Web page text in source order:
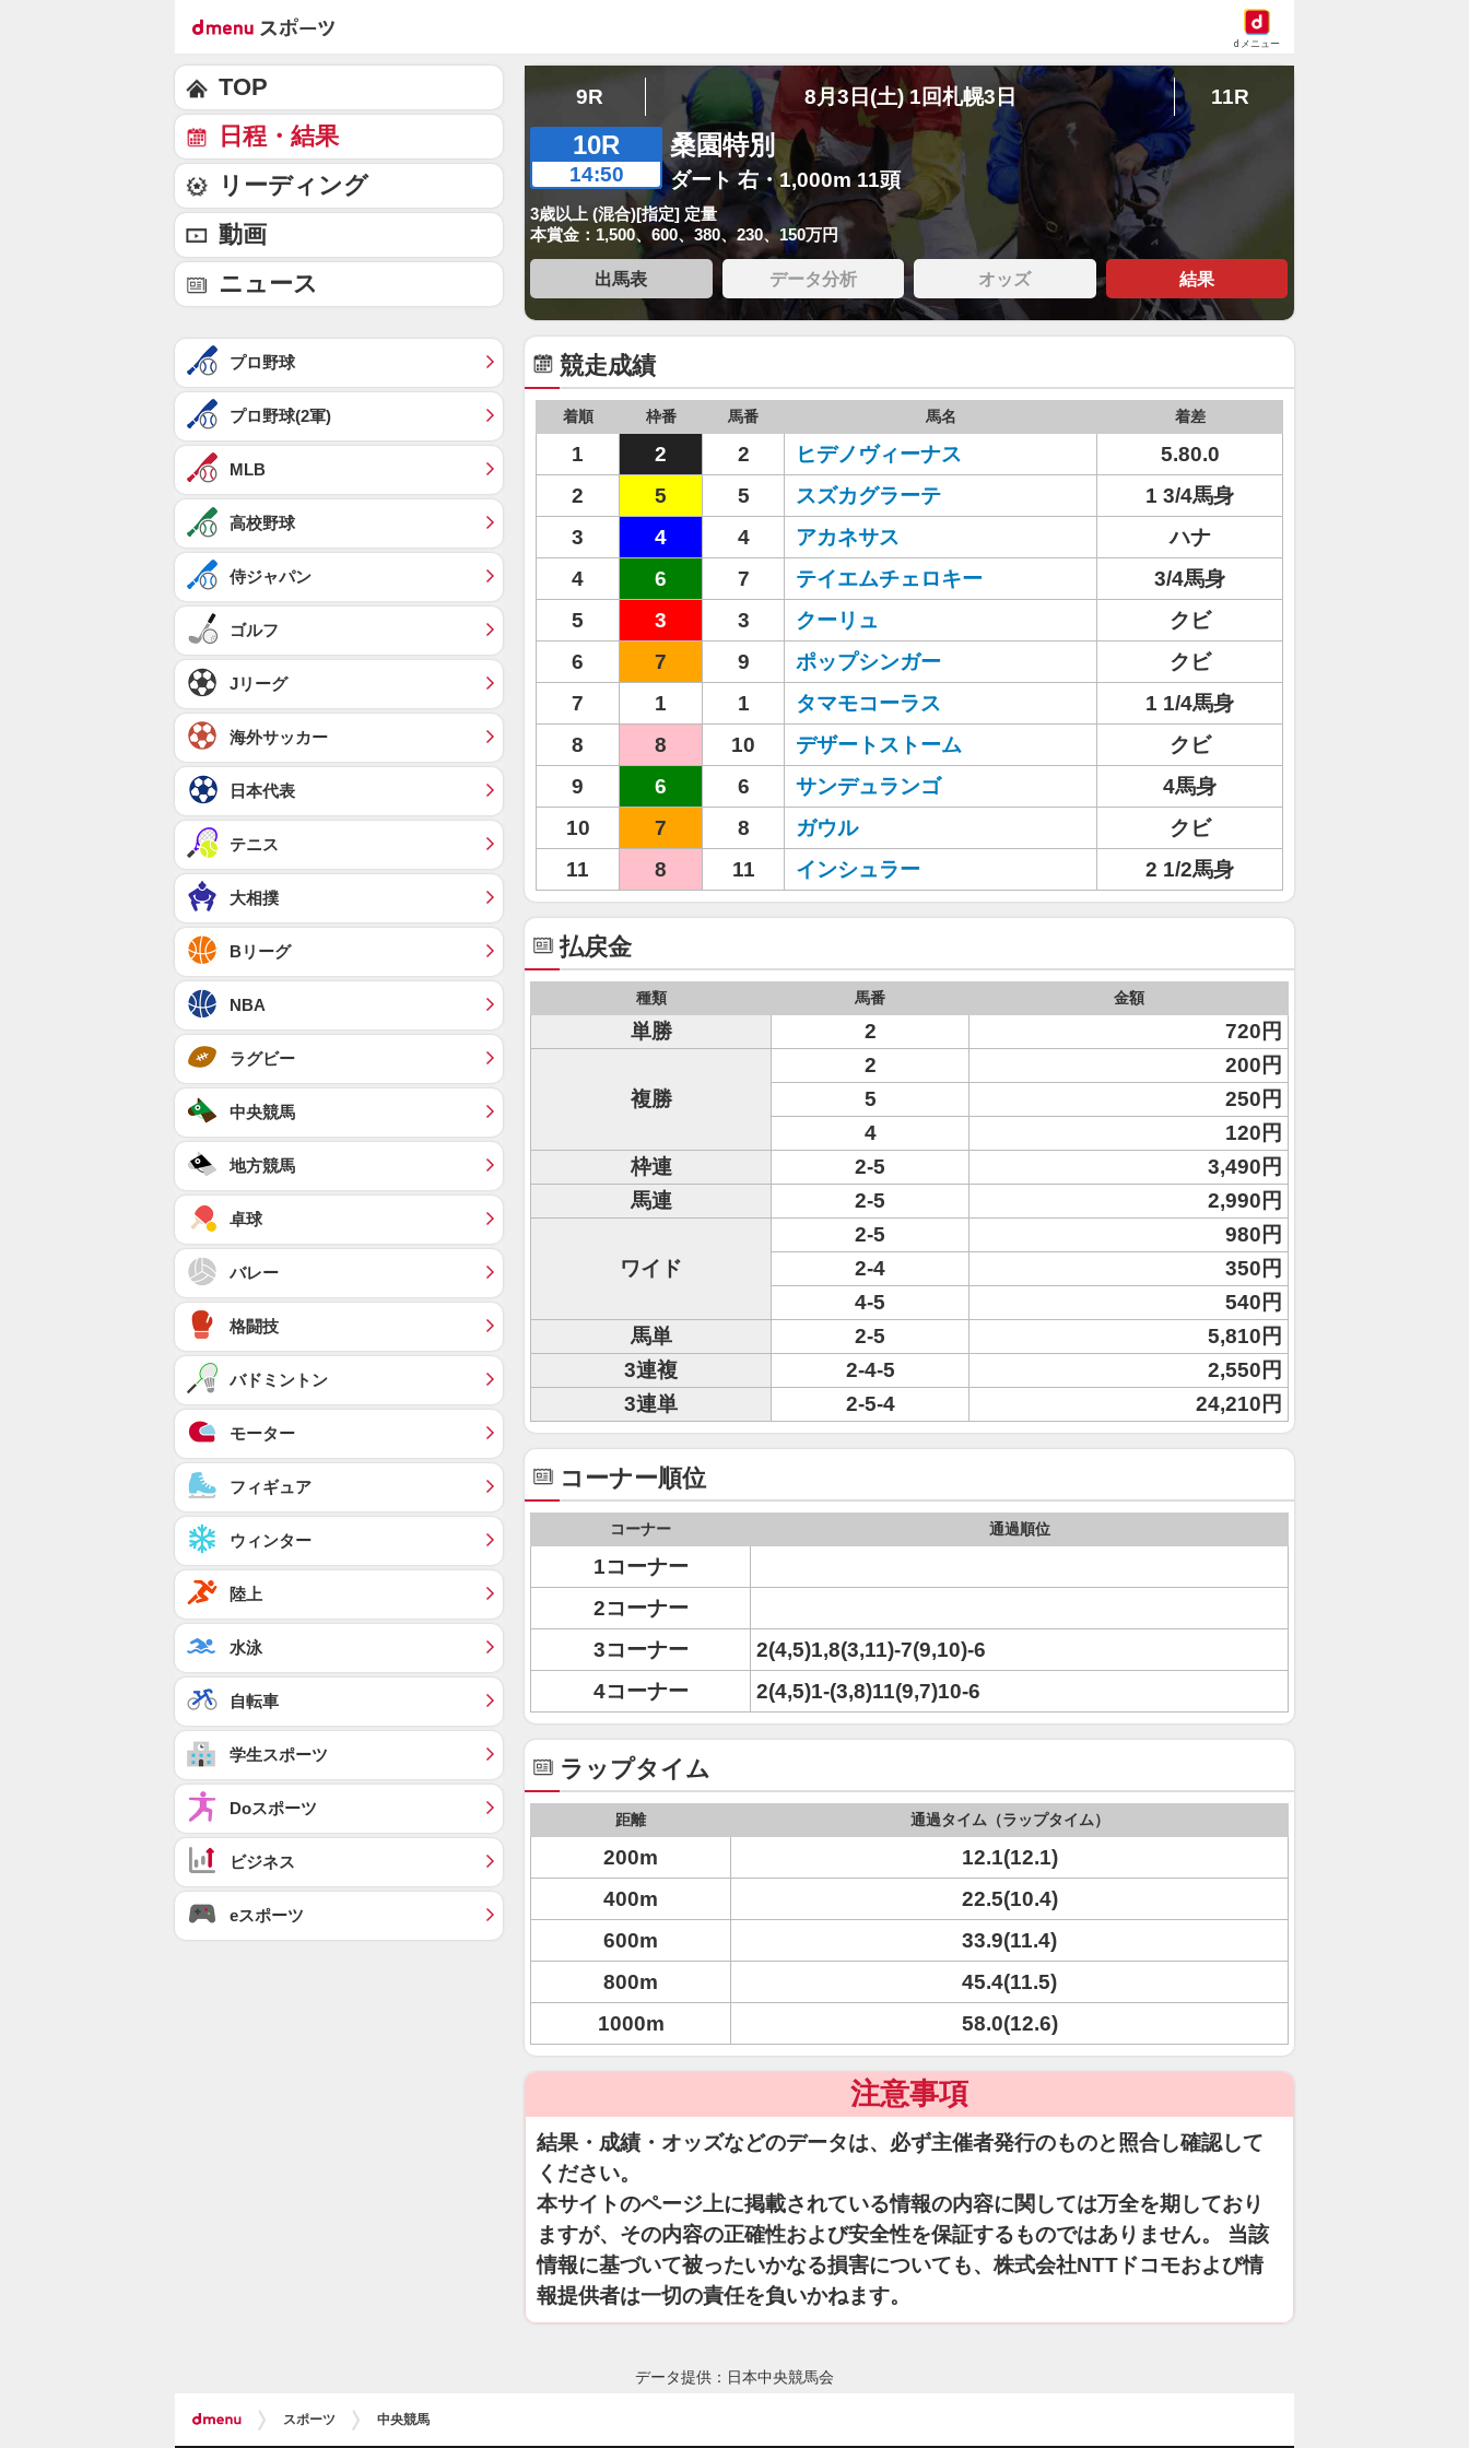
dメニュー
9R 8月3日(土) 1回札幌3日 11R
10R
14:50
桑園特別
ダート 右・1,000m 11頭
3歳以上 (混合)[指定] 定量
本賞金：1,500、600、380、230、150万円
出馬表 データ分析 オッズ 結果
競走成績
着順 枠番 馬番 馬名 着差
1 2 2 ヒデノヴィーナス
5.80.0
2
5 5 スズカグラーテ
1 3/4馬身
3
4 4 アカネサス
ハナ
4
6 7 テイエムチェロキー
3/4馬身
5
3 3 クーリュ
クビ
6
7 9 ポップシンガー
クビ
7
1 1 タマモコーラス
1 1/4馬身
8
8 10 デザートストーム
クビ
9
6 6 サンデュランゴ
4馬身
10
7 8 ガウル
クビ
11
8 11 インシュラー 2 1/2馬身
払戻金
種類 馬番 金額
単勝 2 720円
複勝
2
200円
5
250円
4
120円
枠連
2-5
3,490円
馬連
2-5 2,990円
ワイド
2-5
980円
2-4
350円
4-5
540円
馬単
2-5
5,810円
3連複
2-4-5
2,550円
3連単
2-5-4 24,210円
コーナー順位
コーナー 通過順位
1コーナー
2コーナー
3コーナー
2(4,5)1,8(3,11)-7(9,10)-6
4コーナー
2(4,5)1-(3,8)11(9,7)10-6
ラップタイム
距離 通過タイム（ラップタイム）
200m
12.1(12.1)
400m
22.5(10.4)
600m
33.9(11.4)
800m
45.4(11.5)
1000m
58.0(12.6)
注意事項
結果・成績・オッズなどのデータは、必ず主催者発行のものと照合し確認して
ください。
本サイトのページ上に掲載されている情報の内容に関しては万全を期しており
ますが、その内容の正確性および安全性を保証するものではありません。 当該
情報に基づいて被ったいかなる損害についても、株式会社NTTドコモおよび情
報提供者は一切の責任を負いかねます。
TOP
日程・結果
リーディング
動画
ニュース
プロ野球
プロ野球(2軍)
MLB
高校野球
侍ジャパン
ゴルフ
Jリーグ
海外サッカー
日本代表
テニス
大相撲
Bリーグ
NBA
ラグビー
中央競馬
地方競馬
卓球
バレー
格闘技
バドミントン
モーター
フィギュア
ウィンター
陸上
水泳
自転車
学生スポーツ
Doスポーツ
ビジネス
eスポーツ
データ提供：日本中央競馬会
スポーツ 中央競馬